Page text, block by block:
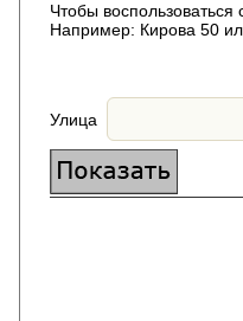
Чтобы
Например: Кирова 50
Улица